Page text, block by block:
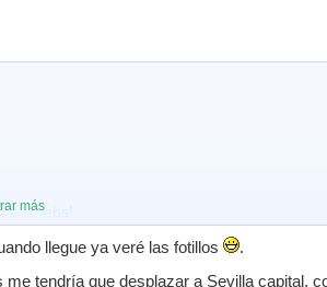
Tabs!
más
llegue ya veré las fotillos
.
tendría que desplazar a Sevilla capital,